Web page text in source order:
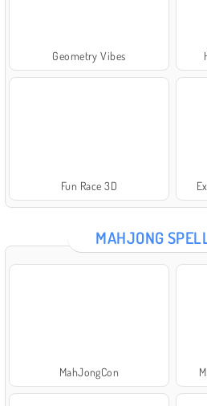
Geometry Vibes
Fun Race 3D
MAHJONG
MahJongCon